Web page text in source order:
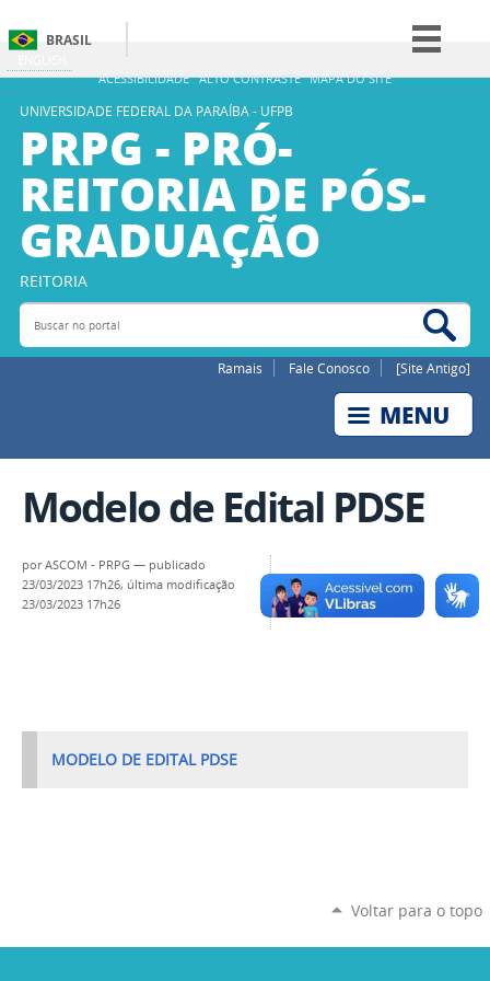
ACESSIBILIDADE ALTO CONTRASTE MAPA DO SITE
BRASIL
Simplifique!
Acesso à informação
Legislação
UNIVERSIDADE FEDERAL DA PARAÍBA - UFPB
PRPG - PRÓ-
REITORIA DE PÓS-
GRADUAÇÃO
REITORIA
Buscar no portal
Ramais Fale Conosco [Site Antigo]
Modelo de Edital PDSE
porASCOM - PRPG — publicado
23/03/2023 17h26, última modificação
23/03/2023 17h26
MODELO DE EDITAL PDSE
Voltar para o topo